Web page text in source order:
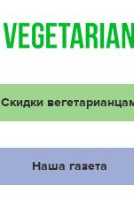
Скидки
Наша газета